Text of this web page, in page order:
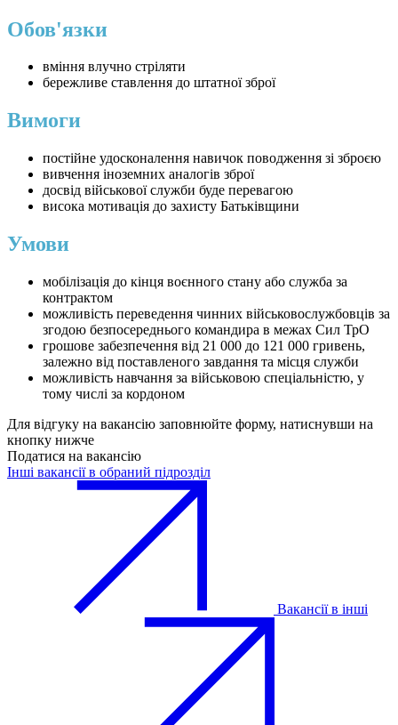
Обов'язки
вміння влучно стріляти
бережливе ставлення до штатної зброї
Вимоги
постійне удосконалення навичок поводження зі зброєю
вивчення іноземних аналогів зброї
досвід військової служби буде перевагою
висока мотивація до захисту Батьківщини
Умови
мобілізація до кінця воєнного стану або служба за
контрактом
можливість переведення чинних військовослужбовців за
згодою безпосереднього командира в межах Сил ТрО
грошове забезпечення від 21 000 до 121 000 гривень,
залежно від поставленого завдання та місця служби
можливість навчання за військовою спеціальністю, у
тому числі за кордоном
Для відгуку на вакансію заповнюйте форму, натиснувши на
кнопку нижче
Податися на вакансію
Інші вакансії в обраний підрозділ
Вакансії в інші